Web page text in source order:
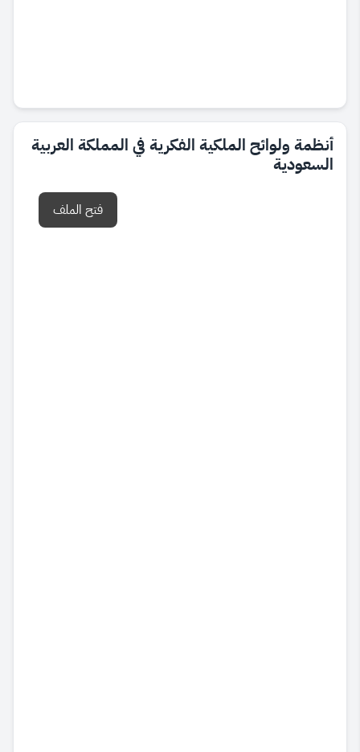
أنظمة ولوائح الملكية الفكرية في المملكة العربية
السعودية
فتح الملف